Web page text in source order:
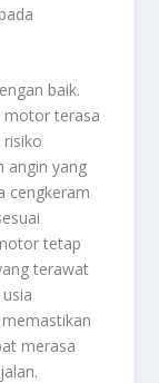
baik.
motor terasa
angin yang
cengkeram
tetap
terawat
merasa